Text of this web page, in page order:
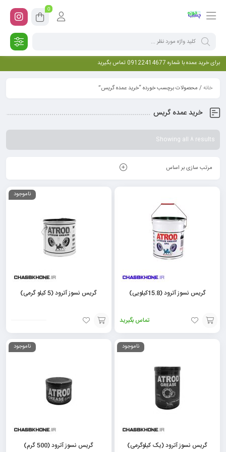
0
برای خرید عمده با شماره 09122414677 تماس بگیرید
خانه/ محصولات برچسب خورده “خرید عمده گریس”
خرید عمده گریس
Showing all 8 results
مرتب سازی بر اساس
گریس نسوز آترود (15.8کیلویی)
تماس بگیرید
افزودن
ناموجود
گریس نسوز آترود (5 کیلو گرمی)
افزودن
ناموجود
گریس نسوز آترود (یک کیلوگرمی)
ناموجود
گریس نسوز آترود (500 گرم)